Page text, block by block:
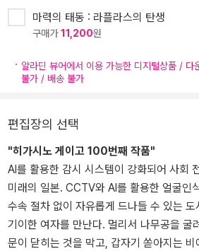
마력의 태동 : 라플라스의 탄생
구매가11,200원
알라딘 뷰어에서 이용 가능한 디지털상품 /
불가 / 배송 불가
편집장의 선택
"히가시노 게이고 100번째 작품"
AI를 활용한 감시 시스템이 강화되어 사회
미래의 일본. CCTV와 AI를 활용한 얼굴인
수속 절차 없이 자유롭게 드나들 수 있는
기이한 여자를 만난다. 멀리서 나무공을 굴
문이 닫히는 것을 막고, 갑자기 쏟아지는 비